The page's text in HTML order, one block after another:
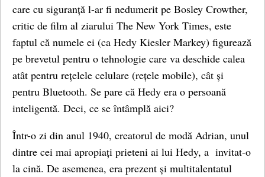
care cu siguranță l-ar fi nedumerit pe Bosley Crowther,
critic de film al ziarului The New York Times, este
faptul că numele ei (ca Hedy Kiesler Markey) figurează
pe brevetul pentru o tehnologie care va deschide calea
atât pentru rețelele celulare (rețele mobile), cât și
pentru Bluetooth. Se pare că Hedy era o persoană
inteligentă. Deci, ce se întâmplă aici?
Într-o zi din anul 1940, creatorul de modă Adrian, unul
dintre cei mai apropiați prieteni ai lui Hedy, a invitat-o
la cină. De asemenea, era prezent și multitalentatul